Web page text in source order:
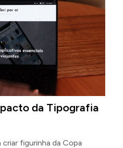
da Tipografia
figurinha da Copa